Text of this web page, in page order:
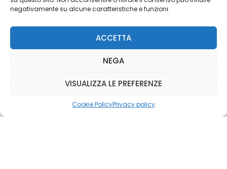
negativamente su alcune caratteristiche e funzioni.
ACCETTA
NEGA
VISUALIZZA LE PREFERENZE
Cookie PolicyPrivacy policy
Privacy Policy